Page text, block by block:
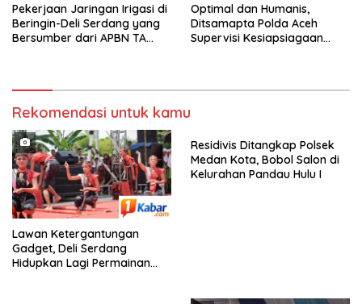
Pekerjaan Jaringan Irigasi di
Beringin-Deli Serdang yang
Bersumber dari APBN TA
Optimal dan Humanis,
Ditsamapta Polda Aceh
Supervisi Kesiapsiagaan
Rekomendasi untuk kamu
Lawan Ketergantungan
Gadget, Deli Serdang
Hidupkan Lagi Permainan
Residivis Ditangkap Polsek
Medan Kota, Bobol Salon di
Kelurahan Pandau Hulu I